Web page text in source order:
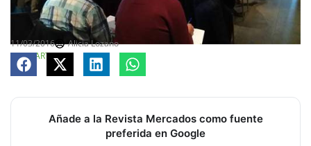
11/03/2016
Alicia Lozano
COMPARTE
Añade a la Revista Mercados como fuente
preferida en Google